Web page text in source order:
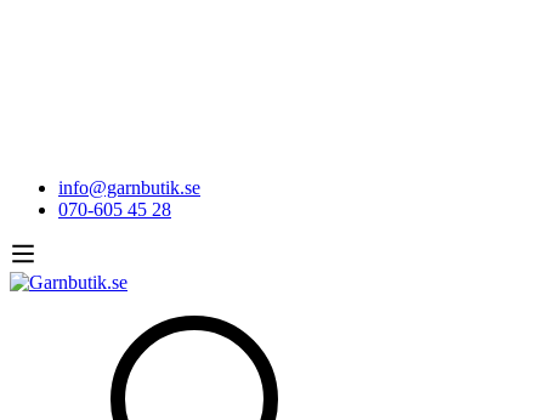
info@garnbutik.se
070-605 45 28